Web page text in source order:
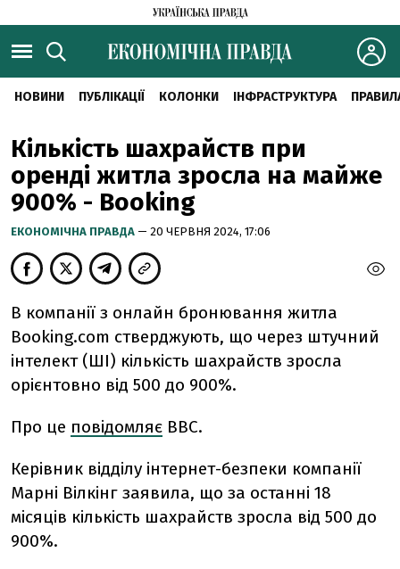
НОВИНИ ПУБЛІКАЦІЇ КОЛОНКИ ІНФРАСТРУКТУРА
Кількість шахрайств при
оренді житла зросла на майже
900% - Booking
ЕКОНОМІЧНА ПРАВДА — 20 ЧЕРВНЯ 2024, 17:06
В компанії з онлайн бронювання житла
Booking.com стверджують, що через штучний
інтелект (ШІ) кількість шахрайств зросла
орієнтовно від 500 до 900%.
Про це повідомляє BBC.
Керівник відділу інтернет-безпеки компанії
Марні Вілкінг заявила, що за останні 18
місяців кількість шахрайств зросла від 500 до
900%.